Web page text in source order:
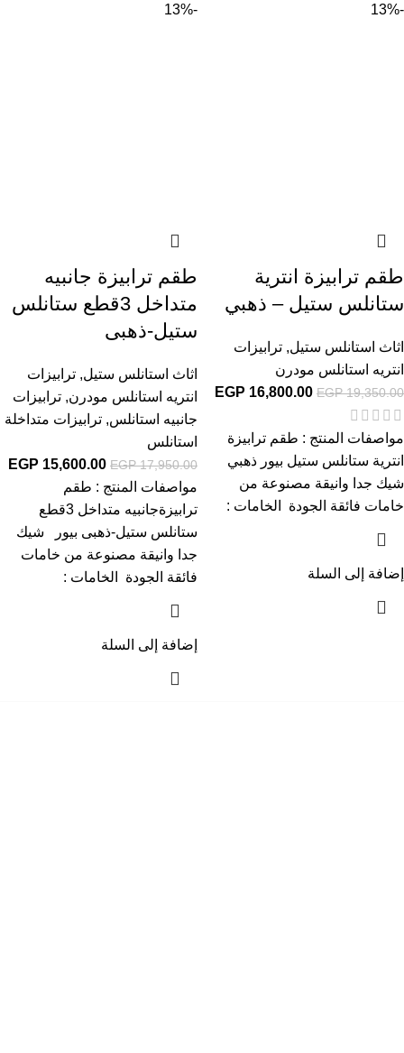
-13%
طقم ترابيزة انترية
ستانلس ستيل – ذهبي
اثاث استانلس ستيل, ترابيزات
انتريه استانلس مودرن
EGP19,350.00
EGP 16,800.00
مواصفات المنتج : طقم ترابيزة
انترية ستانلس ستيل بيور ذهبي
شيك جدا وانيقة مصنوعة من
خامات فائقة الجودة الخامات :
إضافة إلى السلة
-13%
طقم ترابيزة جانبيه
متداخل 3قطع ستانلس
ستيل-ذهبى
اثاث استانلس ستيل, ترابيزات
انتريه استانلس مودرن, ترابيزات
جانبيه استانلس, ترابيزات متداخلة
استانلس
EGP17,950.00
EGP 15,600.00
مواصفات المنتج : طقم
ترابيزةجانبيه متداخل 3قطع
ستانلس ستيل-ذهبى بيور شيك
جدا وانيقة مصنوعة من خامات
فائقة الجودة الخامات :
إضافة إلى السلة